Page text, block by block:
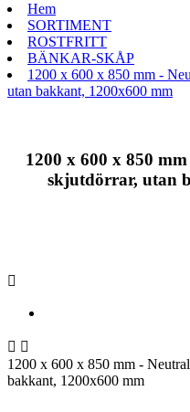
Hem
SORTIMENT
ROSTFRITT
BÄNKAR-SKÅP
1200 x 600 x 850 mm -
utan bakkant, 1200x600 mm
1200 x 600 x 850
skjutdörrar, utan

 
1200 x 600 x 850 mm -
bakkant, 1200x600 mm